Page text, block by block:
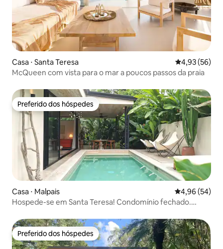
Casa ⋅ Santa Teresa 4,93 de uma
4,93 (56)
McQueen com vista para o mar a poucos passos da praia
Preferido dos hóspedes
Preferido dos hóspedes
Casa ⋅ Malpais 4,96 de uma
4,96 (54)
Hospede-se em Santa Teresa! Condomínio fechado.
Preferido dos hóspedes
Preferido dos hóspedes